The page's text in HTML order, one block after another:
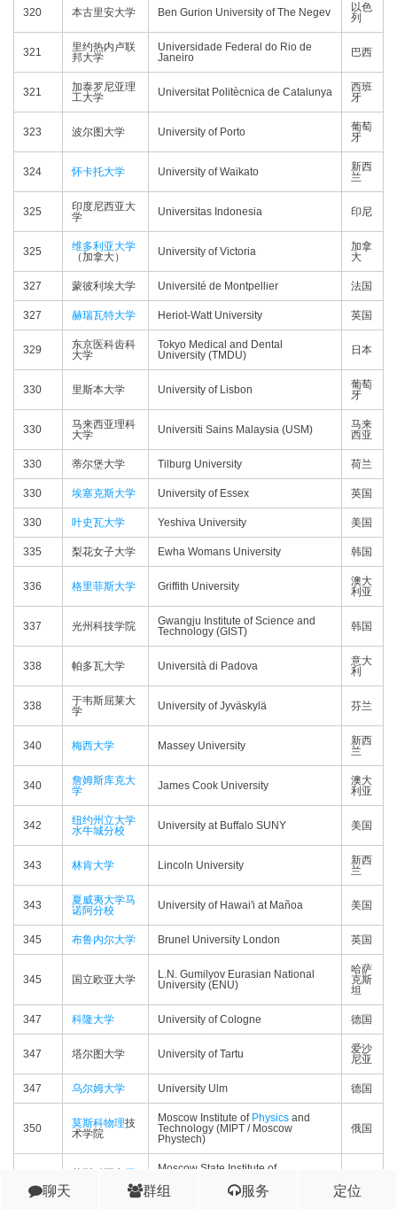
320 本古里安大学 Ben Gurion University of The Negev
以色
列
321
里约热内卢联
邦大学
Universidade Federal do Rio de
Janeiro
巴西
321
加泰罗尼亚理
工大学
Universitat Politècnica de Catalunya
西班
牙
323 波尔图大学 University of Porto
葡萄
牙
324 怀卡托大学 University of Waikato
新西
兰
325
印度尼西亚大
学
Universitas Indonesia 印尼
325
维多利亚大学
（加拿大）
University of Victoria
加拿
大
327 蒙彼利埃大学 Université de Montpellier 法国
327 赫瑞瓦特大学 Heriot-Watt University 英国
329
东京医科齿科
大学
Tokyo Medical and Dental
University (TMDU)
日本
330 里斯本大学 University of Lisbon
葡萄
牙
330
马来西亚理科
大学
Universiti Sains Malaysia (USM)
马来
西亚
330 蒂尔堡大学 Tilburg University 荷兰
330 埃塞克斯大学 University of Essex 英国
330 叶史瓦大学 Yeshiva University 美国
335 梨花女子大学 Ewha Womans University 韩国
336 格里菲斯大学 Griffith University
澳大
利亚
337 光州科技学院
Gwangju Institute of Science and
Technology (GIST)
韩国
338 帕多瓦大学 Università di Padova
意大
利
338
于韦斯屈莱大
学
University of Jyväskylä 芬兰
340 梅西大学 Massey University
新西
兰
340
詹姆斯库克大
学
James Cook University
澳大
利亚
342
纽约州立大学
水牛城分校
University at Buffalo SUNY 美国
343 林肯大学 Lincoln University
新西
兰
343
夏威夷大学马
诺阿分校
University of Hawai'i at Mañoa 美国
345 布鲁内尔大学 Brunel University London 英国
345 国立欧亚大学
L.N. Gumilyov Eurasian National
University (ENU)
哈萨
克斯
坦
347 科隆大学 University of Cologne 德国
347 塔尔图大学 University of Tartu
爱沙
尼亚
347 乌尔姆大学 University Ulm 德国
350 莫斯科物理技
术学院
Moscow Institute of Physics and
Technology (MIPT / Moscow
Phystech)
俄国
Moscow State Institute of
University)
聊天 群组 服务 定位